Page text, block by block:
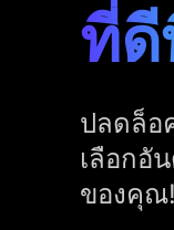
ที่
ปลดล็อ
เลือกอั
ของคุณ!